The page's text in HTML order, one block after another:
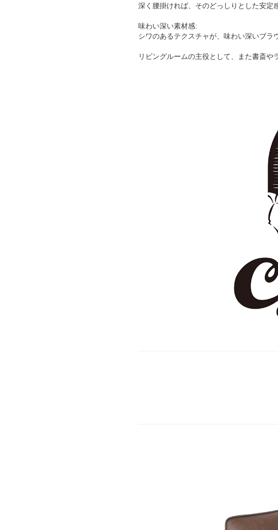
深く腰掛ければ、そのどっしりとした安定
味わい深い素材感:
シワのあるテクスチャが、味わい深いブラ
リビングルームの主役として、また書斎や